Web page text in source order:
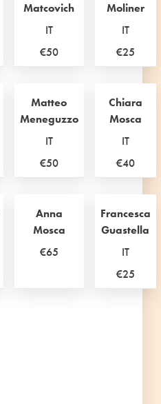
Matcovich
IT
€50
Moliner
IT
€25
Matteo
Meneguzzo
IT
€50
Chiara
Mosca
IT
€40
Anna
Mosca
€65
Francesca
Guastella
IT
€25